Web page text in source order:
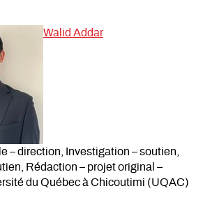
Walid Addar
– direction, Investigation – soutien,
Rédaction – projet original –
du Québec à Chicoutimi (UQAC)